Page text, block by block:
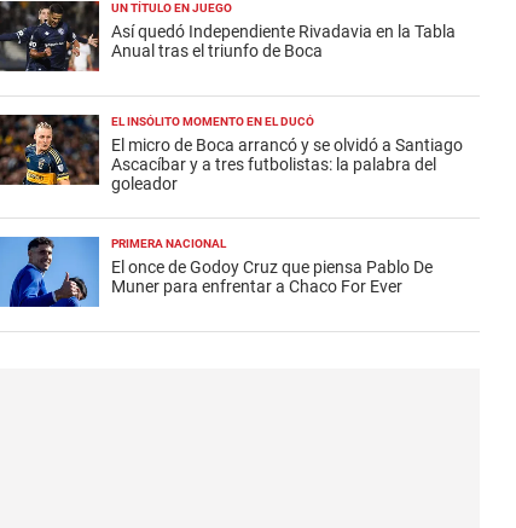
UN TÍTULO EN JUEGO
Así quedó Independiente Rivadavia en la Tabla
Anual tras el triunfo de Boca
EL INSÓLITO MOMENTO EN EL DUCÓ
El micro de Boca arrancó y se olvidó a Santiago
Ascacíbar y a tres futbolistas: la palabra del
goleador
PRIMERA NACIONAL
El once de Godoy Cruz que piensa Pablo De
Muner para enfrentar a Chaco For Ever